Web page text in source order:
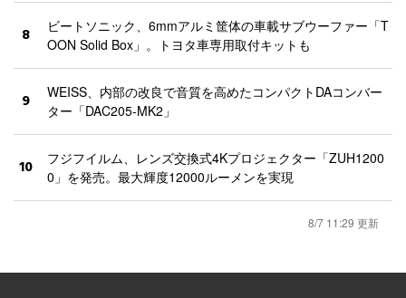
8
ビートソニック、6mmアルミ筐体の車載サブウーファー「T
OON Solid Box」。トヨタ車専用取付キットも
9
WEISS、内部の改良で音質を高めたコンパクトDAコンバー
ター「DAC205-MK2」
10
フジフイルム、レンズ交換式4Kプロジェクター「ZUH1200
0」を発売。最大輝度12000ルーメンを実現
8/7 11:29 更新